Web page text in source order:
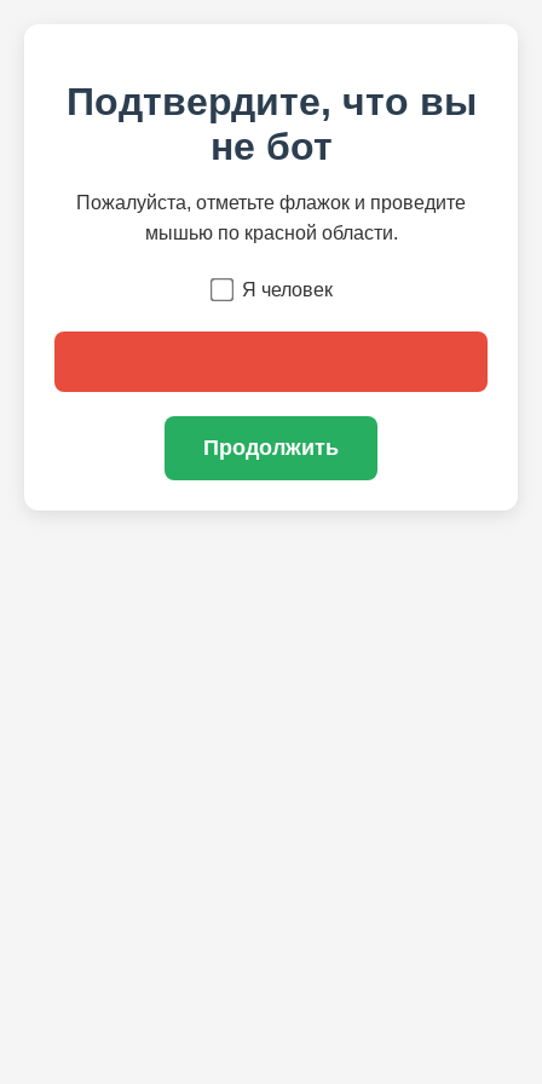
Подтвердите, что вы
не бот
Пожалуйста, отметьте флажок и проведите
мышью по красной области.
Я человек
Продолжить